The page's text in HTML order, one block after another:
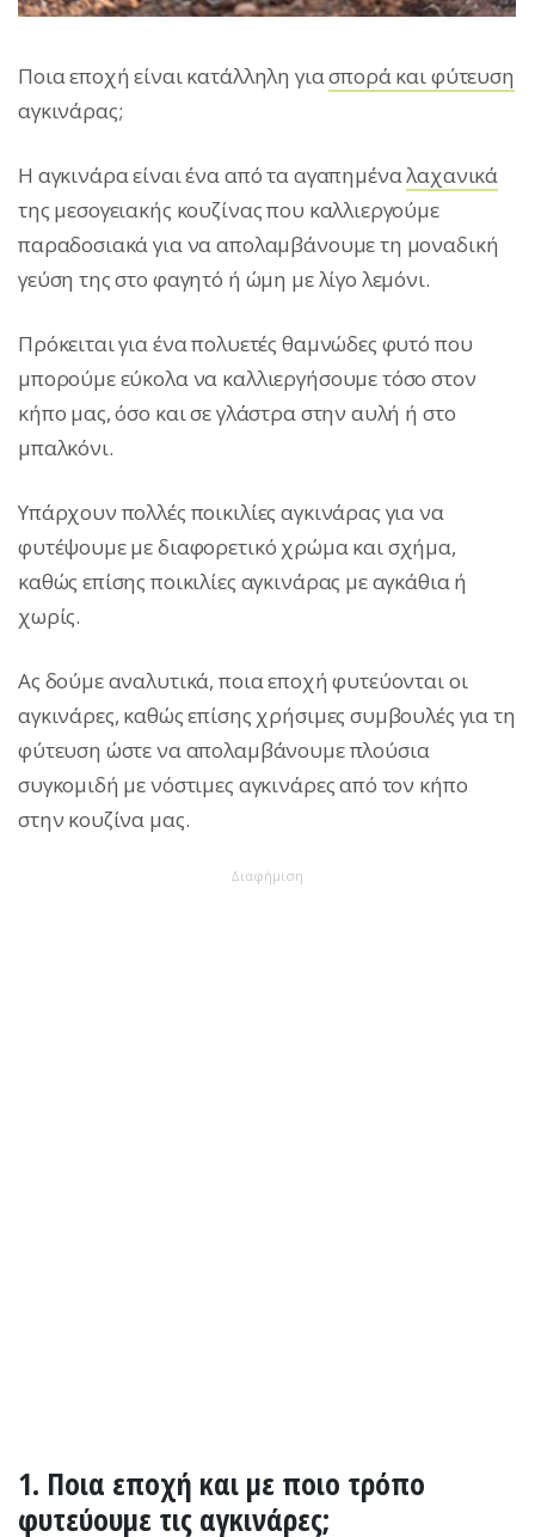
Ποια εποχή είναι κατάλληλη γιασπορά και φύτευση
αγκινάρας;
Η αγκινάρα είναι ένα από τα αγαπημέναλαχανικά
της μεσογειακής κουζίνας που καλλιεργούμε
παραδοσιακά για να απολαμβάνουμε τη μοναδική
γεύση της στο φαγητό ή ώμη με λίγο λεμόνι.
Πρόκειται για ένα πολυετές θαμνώδες φυτό που
μπορούμε εύκολα να καλλιεργήσουμε τόσο στον
κήπο μας, όσο και σε γλάστρα στην αυλή ή στο
μπαλκόνι.
Υπάρχουν πολλές ποικιλίες αγκινάρας για να
φυτέψουμε με διαφορετικό χρώμα και σχήμα,
καθώς επίσης ποικιλίες αγκινάρας με αγκάθια ή
χωρίς.
Ας δούμε αναλυτικά, ποια εποχή φυτεύονται οι
αγκινάρες, καθώς επίσης χρήσιμες συμβουλές για τη
φύτευση ώστε να απολαμβάνουμε πλούσια
συγκομιδή με νόστιμες αγκινάρες από τον κήπο
στην κουζίνα μας.
Διαφήμιση
1. Ποια εποχή και με ποιο τρόπο
φυτεύουμε τις αγκινάρες;